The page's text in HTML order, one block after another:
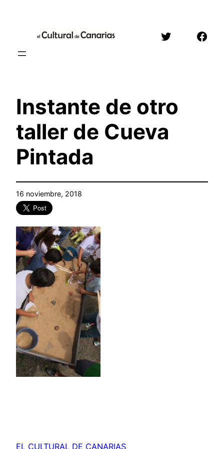
contenido
Twitter
Instante de otro
taller de Cueva
Pintada
16 noviembre, 2018
EL CULTURAL DE CANARIAS